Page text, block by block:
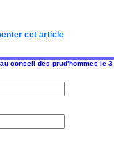
cet article
conseil des prud'hommes le 3